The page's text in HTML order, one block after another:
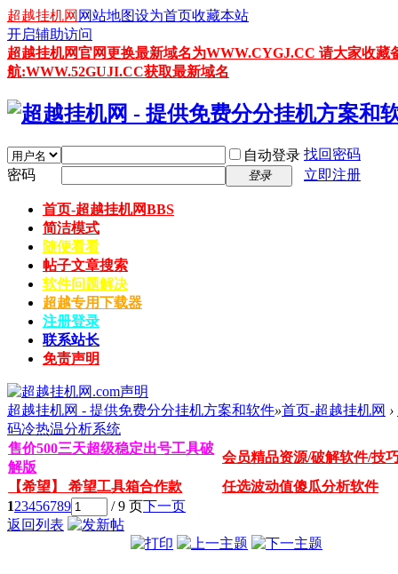
超越挂机网 网站地图设为首页收藏本站
开启辅助访问
超越挂机网官网更换最新域名为WWW.CYGJ.CC 请大家收
航:WWW.52GUJI.CC获取最新域名
自动登录 找回密码
密码
登录 立即注册
首页-超越挂机网BBS
简洁模式
随便看看
帖子文章搜索
软件问题解决
超越专用下载器
注册登录
联系站长
免责声明
超越挂机网 - 提供免费分分挂机方案和软件»首页-超越挂机网 ›
码冷热温分析系统
售价500三天超级稳定出号工具破
解版
会员精品资源/破解软件/技
【希望】 希望工具箱合作款
任选波动值傻瓜分析软件
123456789 / 9 页下一页
返回列表